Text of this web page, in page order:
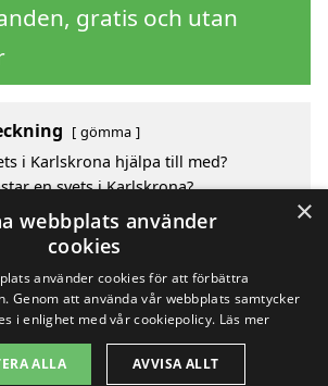
gratis och utan
gömma
i Karlskrona hjälpa till med?
en svets i Karlskrona?
välja svets i Karlskrona
svets i de omgivande städerna
2026 - Pilanto Aps
×
webbplats använder
cookies
använder cookies för att förbättra
Genom att använda vår webbplats samtycker
i enlighet med vår cookiepolicy. Läs mer
ALLA AVVISA ALLT